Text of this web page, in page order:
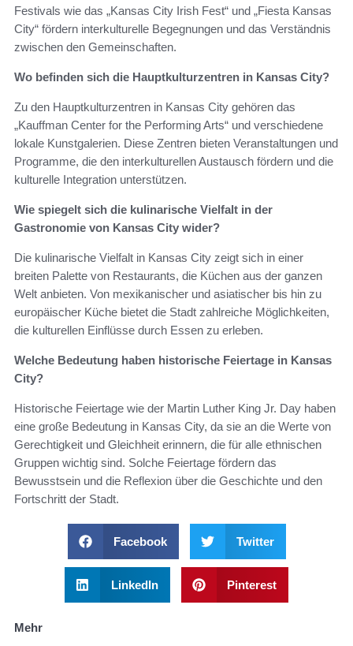
Festivals wie das „Kansas City Irish Fest“ und „Fiesta Kansas
City“ fördern interkulturelle Begegnungen und das Verständnis
zwischen den Gemeinschaften.
Wo befinden sich die Hauptkulturzentren in Kansas City?
Zu den Hauptkulturzentren in Kansas City gehören das
„Kauffman Center for the Performing Arts“ und verschiedene
lokale Kunstgalerien. Diese Zentren bieten Veranstaltungen und
Programme, die den interkulturellen Austausch fördern und die
kulturelle Integration unterstützen.
Wie spiegelt sich die kulinarische Vielfalt in der
Gastronomie von Kansas City wider?
Die kulinarische Vielfalt in Kansas City zeigt sich in einer
breiten Palette von Restaurants, die Küchen aus der ganzen
Welt anbieten. Von mexikanischer und asiatischer bis hin zu
europäischer Küche bietet die Stadt zahlreiche Möglichkeiten,
die kulturellen Einflüsse durch Essen zu erleben.
Welche Bedeutung haben historische Feiertage in Kansas
City?
Historische Feiertage wie der Martin Luther King Jr. Day haben
eine große Bedeutung in Kansas City, da sie an die Werte von
Gerechtigkeit und Gleichheit erinnern, die für alle ethnischen
Gruppen wichtig sind. Solche Feiertage fördern das
Bewusstsein und die Reflexion über die Geschichte und den
Fortschritt der Stadt.
Facebook Twitter
LinkedIn Pinterest
Mehr